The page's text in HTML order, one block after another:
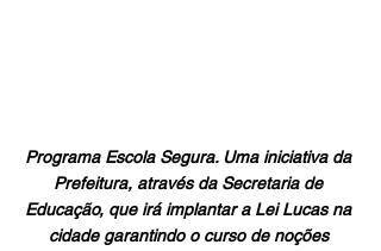
Programa Escola Segura. Uma iniciativa da
Prefeitura, através da Secretaria de
Educação, que irá implantar a Lei Lucas na
cidade garantindo o curso de noções